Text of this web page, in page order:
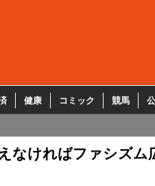
健康 コミック 競馬
なければファシズム